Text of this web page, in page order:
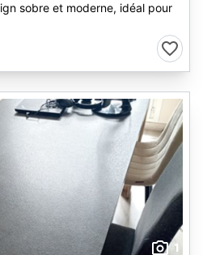
sobre et moderne, idéal pour
1